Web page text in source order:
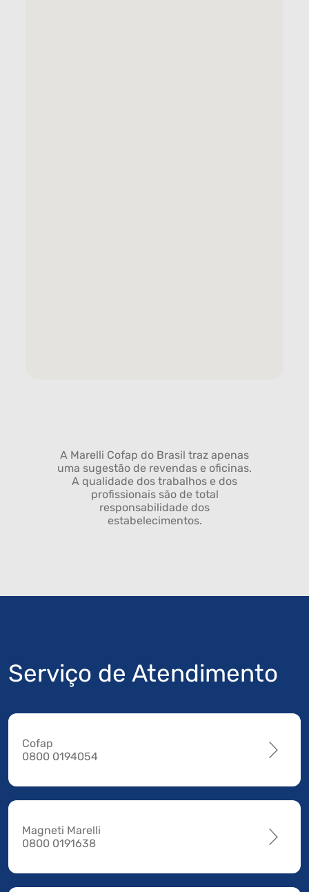
A Marelli Cofap do Brasil traz apenas
uma sugestão de revendas e oficinas.
A qualidade dos trabalhos e dos
profissionais são de total
responsabilidade dos
estabelecimentos.
Serviço de Atendimento
Cofap
0800 0194054
Magneti Marelli
0800 0191638